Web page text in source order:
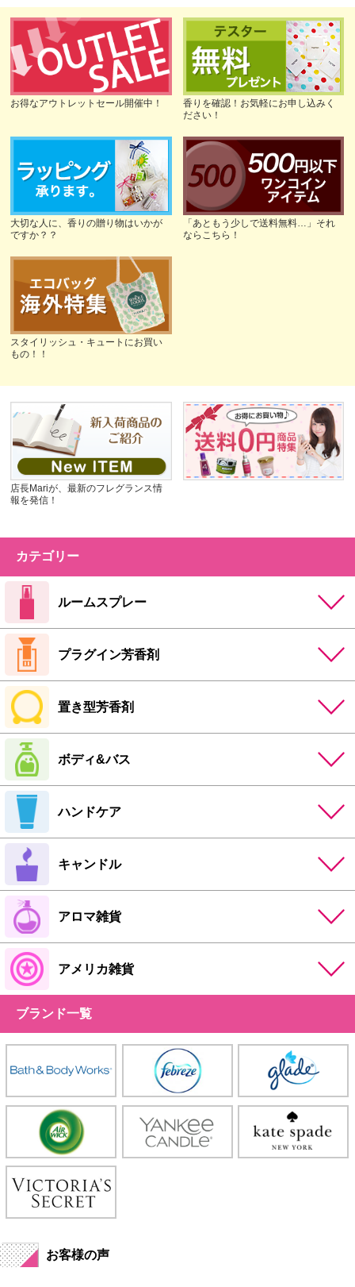
お得なアウトレットセール開催中！
香りを確認！お気軽にお申し込みく
ださい！
大切な人に、香りの贈り物はいかが
ですか？？
「あともう少しで送料無料…」それ
ならこちら！
スタイリッシュ・キュートにお買い
もの！！
店長Mariが、最新のフレグランス情
報を発信！
カテゴリー
ルームスプレー
プラグイン芳香剤
置き型芳香剤
ボディ&バス
ハンドケア
キャンドル
アロマ雑貨
アメリカ雑貨
ブランド一覧
お客様の声